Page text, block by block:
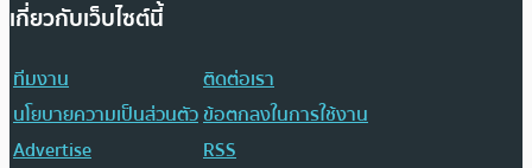
เกี่ยวกับเว็บไซต์นี้
ทีมงาน
ติดต่อเรา
นโยบายความเป็นส่วนตัวข้อตกลงในการใช้งาน
Advertise
RSS